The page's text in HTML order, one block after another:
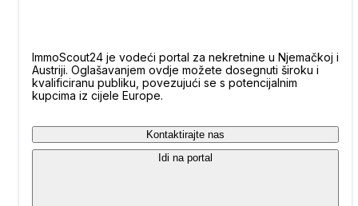
ImmoScout24 je vodeći portal za nekretnine u Njemačkoj i
Austriji. Oglašavanjem ovdje možete dosegnuti široku i
kvalificiranu publiku, povezujući se s potencijalnim
kupcima iz cijele Europe.
Kontaktirajte nas
Idi na portal